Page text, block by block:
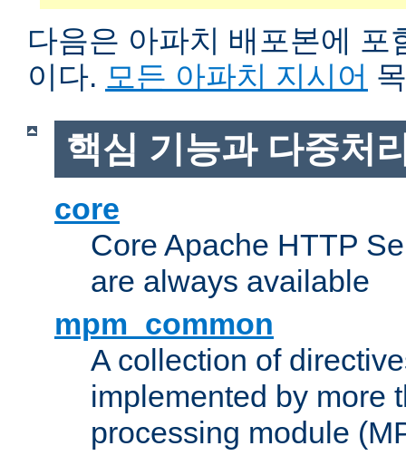
다음은 아파치 배포본에 포
이다. 모든 아파치 지시어
핵심 기능과 다중처
core
Core Apache HTTP
are always available
mpm_common
A collection of
implemented by more
processing module